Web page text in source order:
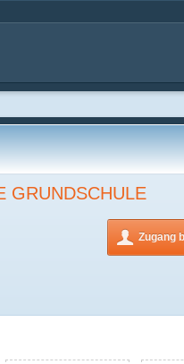
GRUNDSCHULE
Zugang